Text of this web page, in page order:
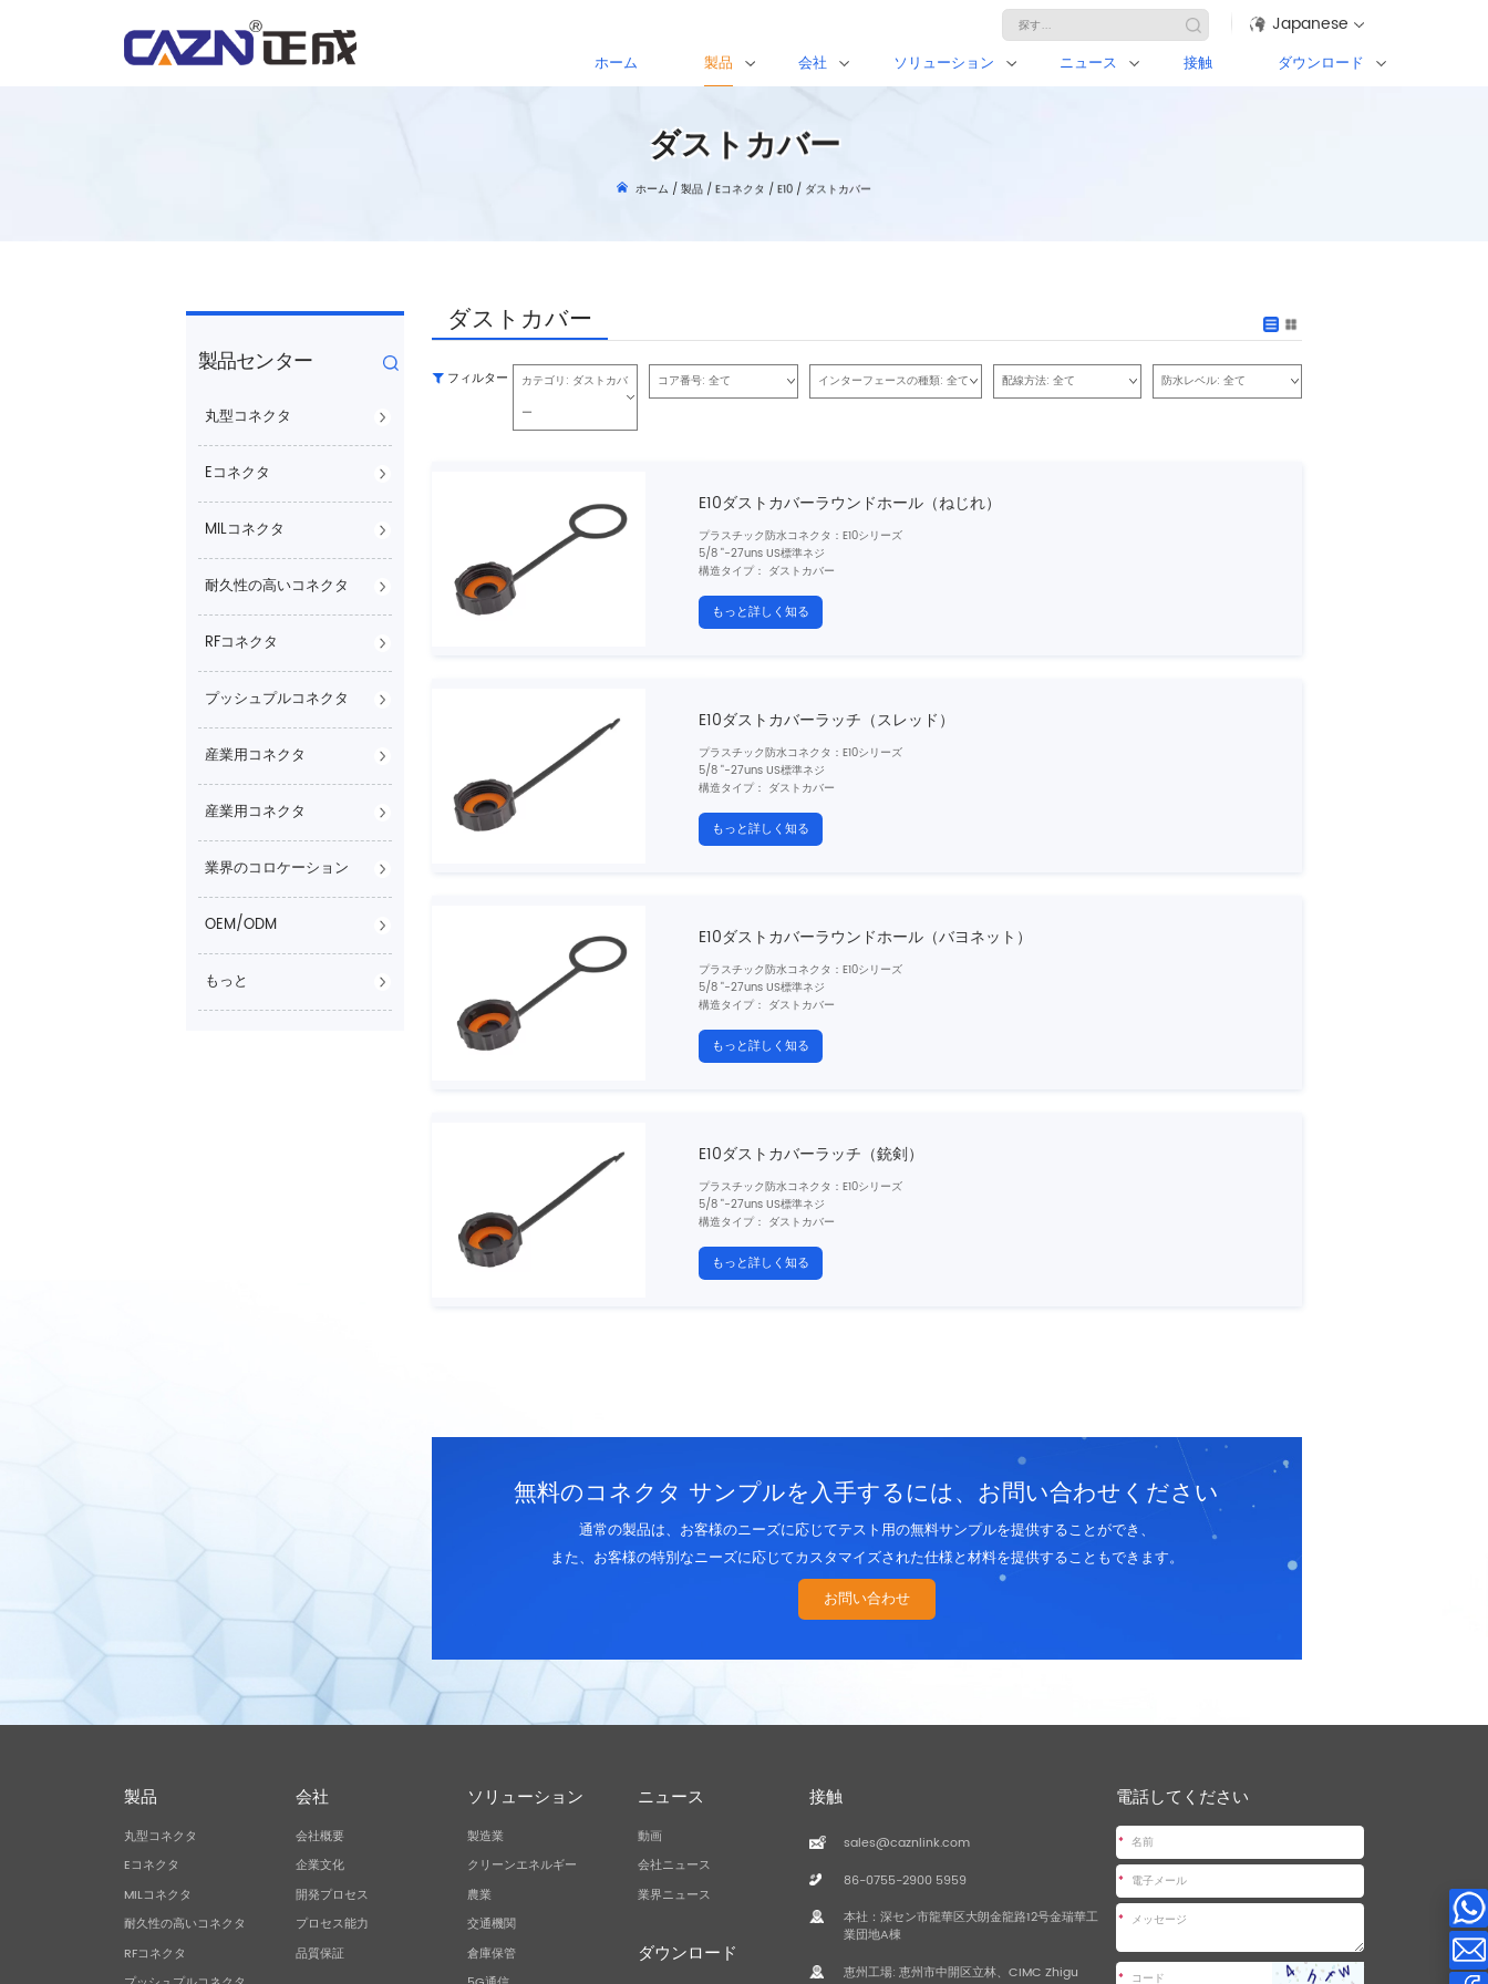
Japanese
ホーム 製品 会社 ソリューション ニュース 接触 ダウンロード
ダストカバー
ホーム /製品/Eコネクタ /E10/ダストカバー
製品センター
丸型コネクタ
Eコネクタ
MILコネクタ
耐久性の高いコネクタ
RFコネクタ
プッシュプルコネクタ
産業用コネクタ
産業用コネクタ
業界のコロケーション
OEM/ODM
もっと
ダストカバー
フィルター カテゴリ: ダストカバ
ー
コア番号: 全て インターフェースの種類: 全て 配線方法: 全て 防水レベル: 全て
E10ダストカバーラウンドホール（ねじれ）
プラスチック防水コネクタ ：E10シリーズ
5/8 "-27uns US標準ネジ
構造タイプ： ダストカバー
カップリング：スレッド（t）
シールド：いいえ
もっと詳しく知る
E10ダストカバーラッチ（スレッド）
プラスチック防水コネクタ ：E10シリーズ
5/8 "-27uns US標準ネジ
構造タイプ： ダストカバー
カップリング：スレッド（t）
シールド：いいえ
もっと詳しく知る
E10ダストカバーラウンドホール（バヨネット）
プラスチック防水コネクタ ：E10シリーズ
5/8 "-27uns US標準ネジ
構造タイプ： ダストカバー
結合：銃剣（b）
シールド：いいえ
もっと詳しく知る
E10ダストカバーラッチ（銃剣）
プラスチック防水コネクタ ：E10シリーズ
5/8 "-27uns US標準ネジ
構造タイプ： ダストカバー
結合：銃剣（b）
シールド：いいえ
もっと詳しく知る
無料のコネクタ サンプルを入手するには、お問い合わせください
通常の製品は、お客様のニーズに応じてテスト用の無料サンプルを提供することができ、
また、お客様の特別なニーズに応じてカスタマイズされた仕様と材料を提供することもできます。
お問い合わせ
製品
丸型コネクタ
Eコネクタ
MILコネクタ
耐久性の高いコネクタ
RFコネクタ
会社
会社概要
企業文化
開発プロセス
プロセス能力
品質保証
ソリューション
製造業
クリーンエネルギー
農業
交通機関
倉庫保管
ニュース
動画
会社ニュース
業界ニュース
ダウンロード
接触
sales@caznlink.com
86-0755-2900 5959
本社：深セン市龍華区大朗金龍路12号金瑞華工
業団地A棟
恵州工場: 恵州市中開区立林、CIMC Zhigu
電話してください
*
*
*
*